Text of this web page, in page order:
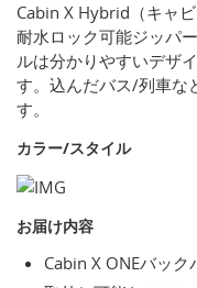
Cabin X Hybrid（キャ
耐水ロック可能ジッパ
ルは分かりやすいデザ
す。込んだバス/列車な
す。
カラー/スタイル
お届け内容
Cabin X ONEバッ